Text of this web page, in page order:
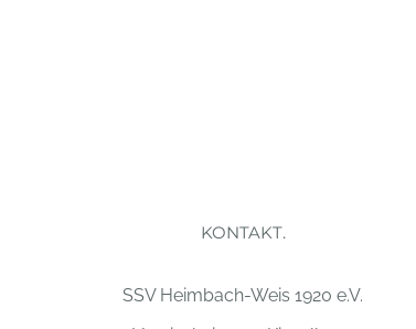
KONTAKT.
SSV Heimbach-Weis 1920 e.V.